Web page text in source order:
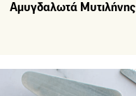
Αμυγδαλωτά Mυτιλήνης